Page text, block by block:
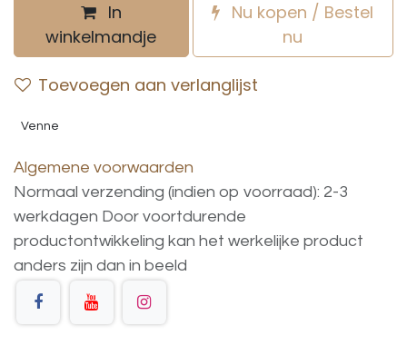
In
winkelmandje
Nu kopen / Bestel
nu
Toevoegen aan verlanglijst
Venne
Algemene voorwaarden
Normaal verzending (indien op voorraad): 2-3
werkdagen Door voortdurende
productontwikkeling kan het werkelijke product
anders zijn dan in beeld